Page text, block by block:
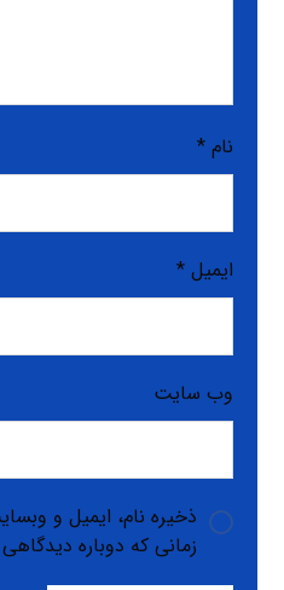
نام*
ایمیل*
وب‌ سایت
ذخیره نام، ایمیل و
زمانی که دوباره